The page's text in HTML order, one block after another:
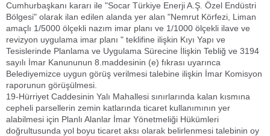
Cumhurbaşkanı kararı ile "Socar Türkiye Enerji A.Ş. Özel Endüstri
Bölgesi" olarak ilan edilen alanda yer alan "Nemrut Körfezi, Liman
amaçlı 1/5000 ölçekli nazım imar planı ve 1/1000 ölçekli ilave ve
revizyon uygulama imar planı " teklifine ilişkin Kıyı Yapı ve
Tesislerinde Planlama ve Uygulama Sürecine İlişkin Tebliğ ve 3194
sayılı İmar Kanununun 8.maddesinin (e) fıkrası uyarınca
Belediyemizce uygun görüş verilmesi talebine ilişkin İmar Komisyon
raporunun görüşülmesi.
19-Hürriyet Caddesinin Yalı Mahallesi sınırlarında kalan kısmına
cepheli parsellerin zemin katlarında ticaret kullanımının yer
alabilmesi için Planlı Alanlar İmar Yönetmeliği Hükümleri
doğrultusunda yol boyu ticaret aksı olarak belirlenmesi talebinin oy